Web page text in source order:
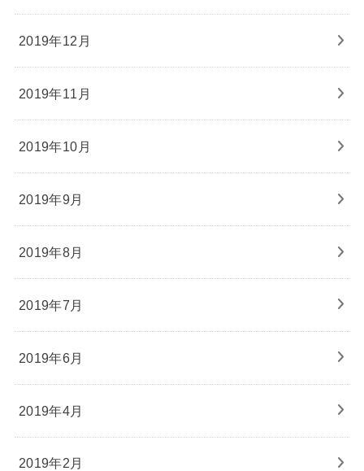
2019年12月
2019年11月
2019年10月
2019年9月
2019年8月
2019年7月
2019年6月
2019年4月
2019年2月